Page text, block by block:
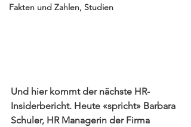
Fakten und Zahlen, Studien
Und hier kommt der nächste HR-
Insiderbericht. Heute «spricht» Barbara
Schuler, HR Managerin der Firma